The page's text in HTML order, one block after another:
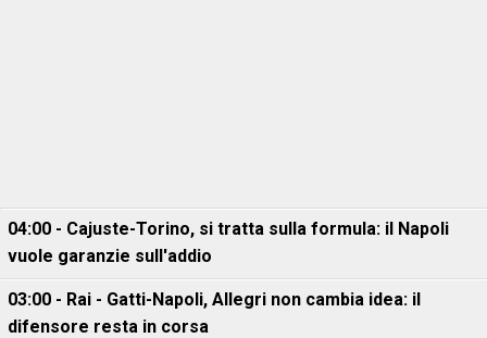
04:00 - Cajuste-Torino, si tratta sulla formula: il Napoli
vuole garanzie sull'addio
03:00 - Rai - Gatti-Napoli, Allegri non cambia idea: il
difensore resta in corsa